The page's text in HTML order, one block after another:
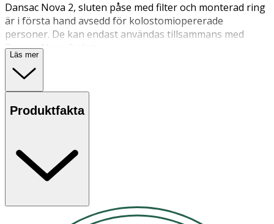
Dansac Nova 2, sluten påse med filter och monterad ring
är i första hand avsedd för kolostomiopererade
personer. De kan endast användas tillsammans med
Dansac Nova 2 platta.
Läs mer
Produktfakta